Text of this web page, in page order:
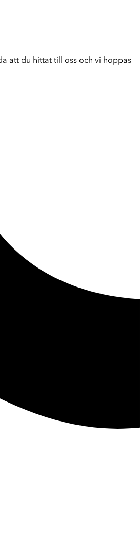
att du hittat till oss och vi hoppas